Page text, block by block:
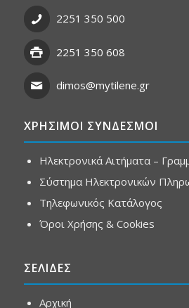
2251 350 500
2251 350 608
dimos@mytilene.gr
ΧΡΗΣΙΜΟΙ ΣΥΝΔΕΣΜΟΙ
Ηλεκτρονικά Αιτήματα –
Σύστημα Ηλεκτρονικών
Τηλεφωνικός Κατάλογος
Όροι Χρήσης & Cookies
ΣΕΛΙΔΕΣ
Αρχική